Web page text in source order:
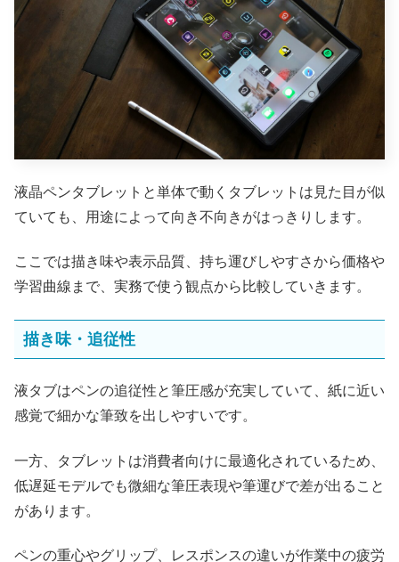
液晶ペンタブレットと単体で動くタブレットは見た目が似
ていても、用途によって向き不向きがはっきりします。
ここでは描き味や表示品質、持ち運びしやすさから価格や
学習曲線まで、実務で使う観点から比較していきます。
描き味・追従性
液タブはペンの追従性と筆圧感が充実していて、紙に近い
感覚で細かな筆致を出しやすいです。
一方、タブレットは消費者向けに最適化されているため、
低遅延モデルでも微細な筆圧表現や筆運びで差が出ること
があります。
ペンの重心やグリップ、レスポンスの違いが作業中の疲労